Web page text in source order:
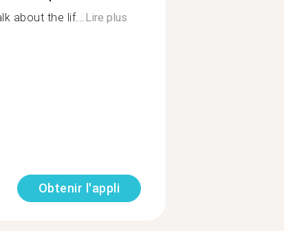
about the lif...Lire plus
Obtenir l'appli